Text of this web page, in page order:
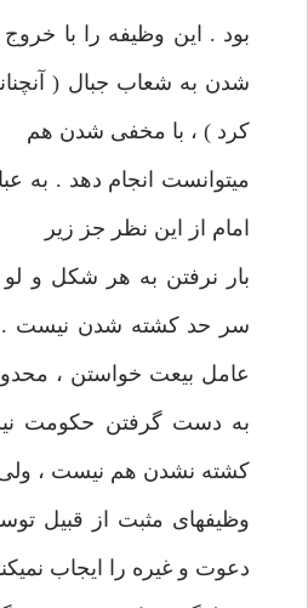
بود . اين وظيفه را با
شدن به شعاب جبال (
كرد ) ، با مخفی‏ شدن هم
می‏توانست انجام دهد . به
امام از اين نظر جز زير
بار نرفتن به هر شكل و
سر حد كشته شدن‏ نيست .
عامل بيعت خواستن ،
به دست گرفتن حكومت
كشته نشدن هم نيست ،
وظيفه‏ای مثبت از قبيل
دعوت و غيره را ايجاب‏